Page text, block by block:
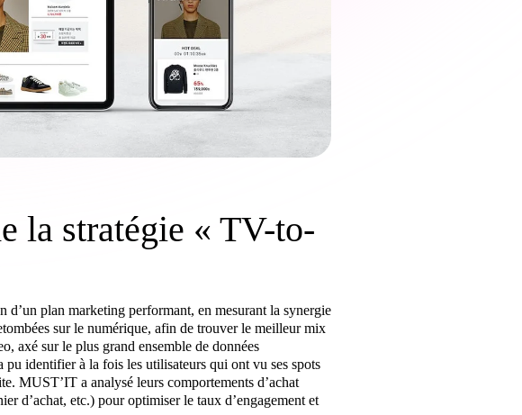
la stratégie « TV-to-
d’un plan marketing performant, en mesurant la synergie
sur le numérique, afin de trouver le meilleur mix
axé sur le plus grand ensemble de données
pu identifier à la fois les utilisateurs qui ont vu ses spots
MUST’IT a analysé leurs comportements d’achat
d’achat, etc.) pour optimiser le taux d’engagement et